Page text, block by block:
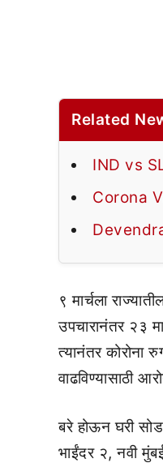
Related
IND vs SL
Corona
Devendra
९ मार्चला
उपचारानंतर २३
त्यानंतर कोरोना
वाढविण्यासाठी
बरे होऊन घरी
भाईंदर २, नवी